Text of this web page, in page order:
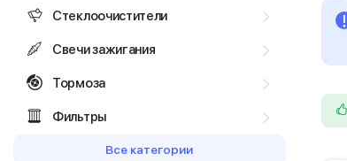
Стеклоочистители
Свечи зажигания
Тормоза
Фильтры
Все категории